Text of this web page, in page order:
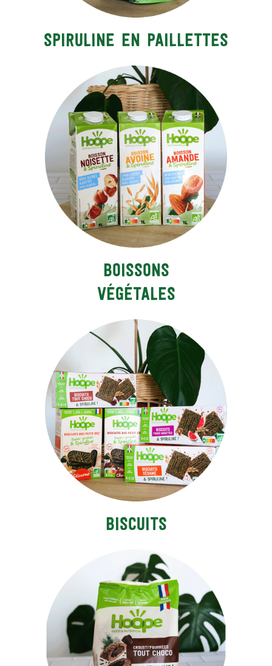
SPIRULINE en paillettes
Boissons
végétales
Biscuits